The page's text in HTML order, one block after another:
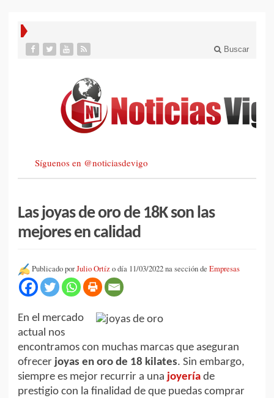
Buscar
Síguenos en @noticiasdevigo
Las joyas de oro de 18K son las
mejores en calidad
Publicado porJulio Ortízo día 11/03/2022 na sección de Empresas
En el mercado
actual nos
encontramos con muchas marcas que aseguran
ofrecer joyas en oro de 18 kilates. Sin embargo,
siempre es mejor recurrir a una joyería de
prestigio con la finalidad de que puedas comprar